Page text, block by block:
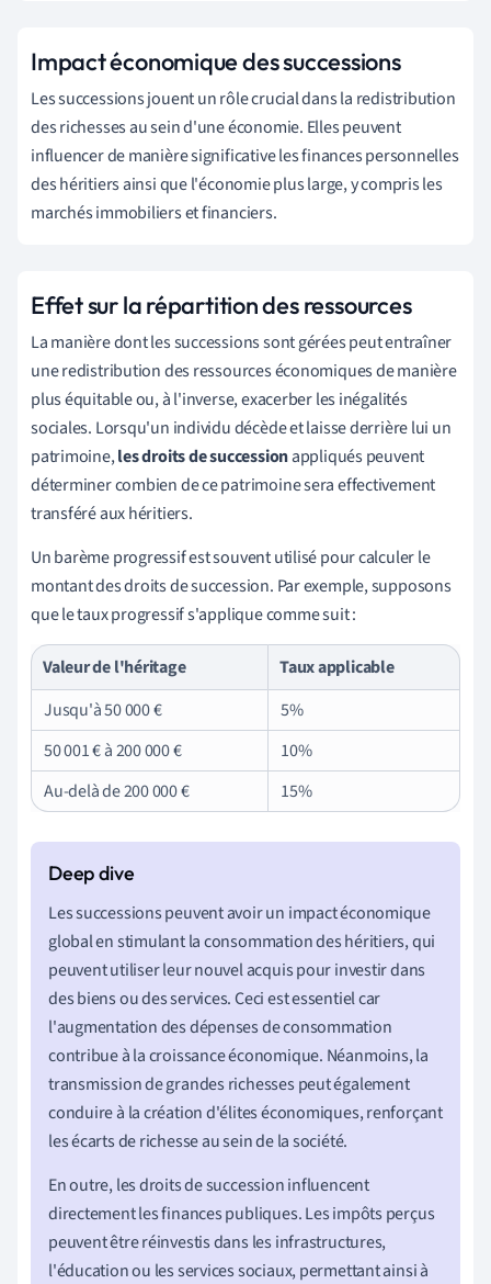
Impact économique des successions
Les successions jouent un rôle crucial dans la redistribution
des richesses au sein d'une économie. Elles peuvent
influencer de manière significative les finances personnelles
des héritiers ainsi que l'économie plus large, y compris les
marchés immobiliers et financiers.
Effet sur la répartition des ressources
La manière dont les successions sont gérées peut entraîner
une redistribution des ressources économiques de manière
plus équitable ou, à l'inverse, exacerber les inégalités
sociales. Lorsqu'un individu décède et laisse derrière lui un
patrimoine,les droits de successionappliqués peuvent
déterminer combien de ce patrimoine sera effectivement
transféré aux héritiers.
Un barème progressif est souvent utilisé pour calculer le
montant des droits de succession. Par exemple, supposons
que le taux progressif s'applique comme suit :
Valeur de l'héritage
Taux applicable
Jusqu'à 50 000 €
5%
50 001 € à 200 000 €
10%
Au-delà de 200 000 €
15%
Les successions peuvent avoir un impact économique
global en stimulant la consommation des héritiers, qui
peuvent utiliser leur nouvel acquis pour investir dans
des biens ou des services. Ceci est essentiel car
l'augmentation des dépenses de consommation
contribue à la croissance économique. Néanmoins, la
transmission de grandes richesses peut également
conduire à la création d'élites économiques, renforçant
les écarts de richesse au sein de la société.
En outre, les droits de succession influencent
directement les finances publiques. Les impôts perçus
peuvent être réinvestis dans les infrastructures,
l'éducation ou les services sociaux, permettant ainsi à